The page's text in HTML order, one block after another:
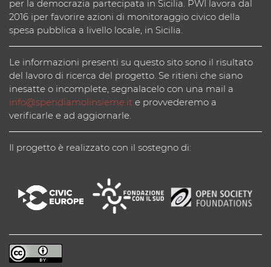
per la democrazia partecipata in Sicilia. PWI lavora dal
2016 iper favorire azioni di monitoraggio civico della
spesa pubblica a livello locale, in Sicilia.
Le informazioni presenti su questo sito sono il risultato
del lavoro di ricerca del progetto. Se ritieni che siano
inesatte o incomplete, segnalacelo con una mail a
info@spendiamolinsieme.it e provvederemo a
verificarle e ad aggiornarle.
Il progetto è realizzato con il sostegno di: